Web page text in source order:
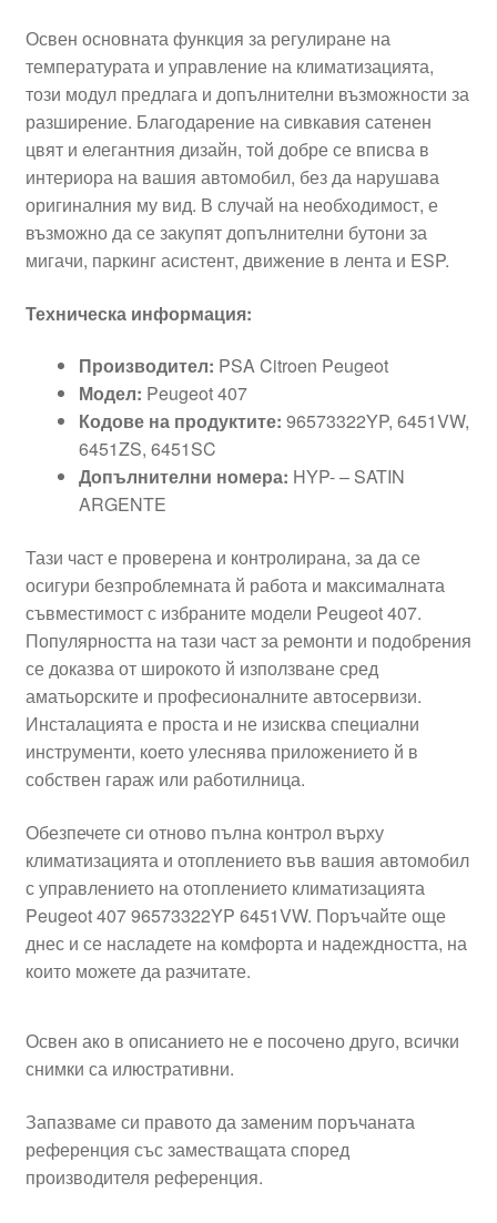
Освен основната функция за регулиране на
температурата и управление на климатизацията,
този модул предлага и допълнителни възможности за
разширение. Благодарение на сивкавия сатенен
цвят и елегантния дизайн, той добре се вписва в
интериора на вашия автомобил, без да нарушава
оригиналния му вид. В случай на необходимост, е
възможно да се закупят допълнителни бутони за
мигачи, паркинг асистент, движение в лента и ESP.
Техническа информация:
Производител: PSA Citroen Peugeot
Модел: Peugeot 407
Кодове на продуктите: 96573322YP, 6451VW,
6451ZS, 6451SC
Допълнителни номера: HYP- – SATIN
ARGENTE
Тази част е проверена и контролирана, за да се
осигури безпроблемната й работа и максималната
съвместимост с избраните модели Peugeot 407.
Популярността на тази част за ремонти и подобрения
се доказва от широкото й използване сред
аматьорските и професионалните автосервизи.
Инсталацията е проста и не изисква специални
инструменти, което улеснява приложението й в
собствен гараж или работилница.
Обезпечете си отново пълна контрол върху
климатизацията и отоплението във вашия автомобил
с управлението на отоплението климатизацията
Peugeot 407 96573322YP 6451VW. Поръчайте още
днес и се насладете на комфорта и надеждността, на
които можете да разчитате.
Освен ако в описанието не е посочено друго, всички
снимки са илюстративни.
Запазваме си правото да заменим поръчаната
референция със заместващата според
производителя референция.